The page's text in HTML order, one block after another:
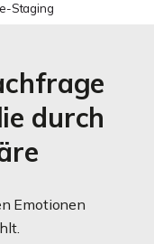
Staging
durch
Emotionen